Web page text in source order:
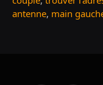
antenne, main